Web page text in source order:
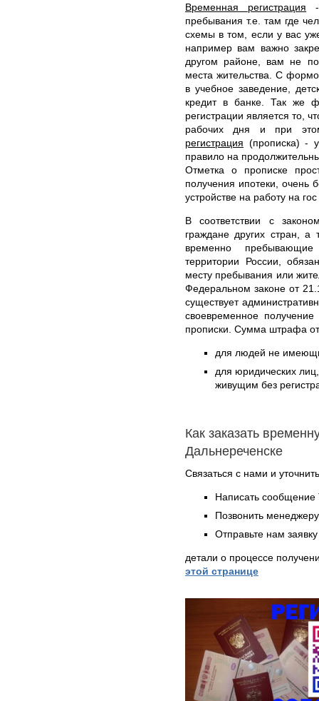
Временная регистрация -
пребывания т.е. там где
схемы в том, если у вас
например вам важно
другом районе, вам не
места жительства. С
в учебное заведение,
кредит в банке. Так же
регистрации является то,
рабочих дня и при
регистрация (прописка) -
правило на
Отметка о прописке
получения ипотеки, очень
устройстве на работу на
В соответствии с
граждане других стран,
временно
территории России,
месту пребывания или
Федеральном законе от
существует
своевременное
прописки. Сумма штрафа
для людей не
для юридических
живущим без
Как заказать
Дальнереченске
Связаться с нами и
Написать
Позвонить
Отправьте нам
детали о процессе
этой странице